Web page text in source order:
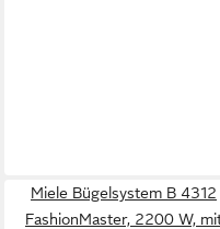
Miele Bügelsystem B 4312
FashionMaster, 2200 W,